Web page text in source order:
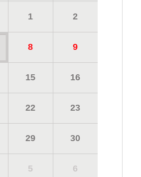
1 2
8 9
15 16
22 23
29 30
5 6